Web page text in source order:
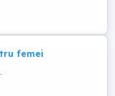
femei